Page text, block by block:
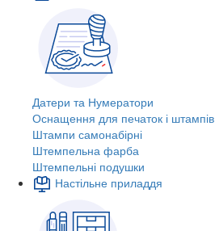
Датери та Нумератори
Оснащення для печаток і штампів
Штампи самонабірні
Штемпельна фарба
Штемпельні подушки
Настільне приладдя